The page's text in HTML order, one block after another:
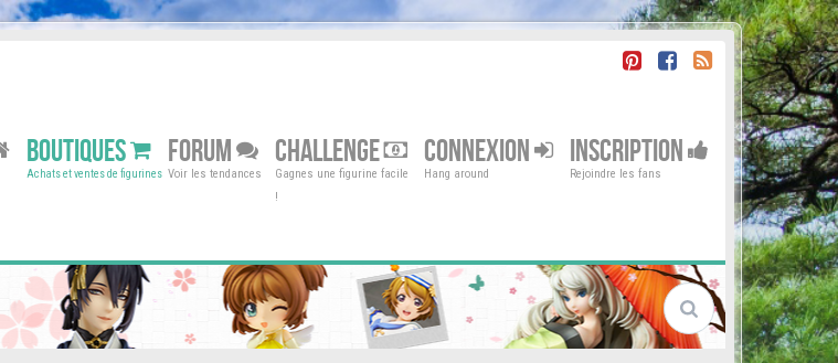
BOUTIQUES
Achats et ventes de figurines
FORUM
Voir les tendances
CHALLENGE
Gagnes une figurine facile
!
CONNEXION
Hang around
INSCRIPTION
Rejoindre les fans